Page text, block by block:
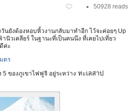
50928 reads
นยังต้องหอบหิ้วงานกลับมาทำอีก ไว้จะค่อยๆ Up
วเคลียร์ ในฐานะที่เป็นคนนึง ที่เคยไปเที่ยว
ค่ะ
ตร
ของภูเขาไฟฟูจิ อยู่ระหว่าง ทะเลสาป